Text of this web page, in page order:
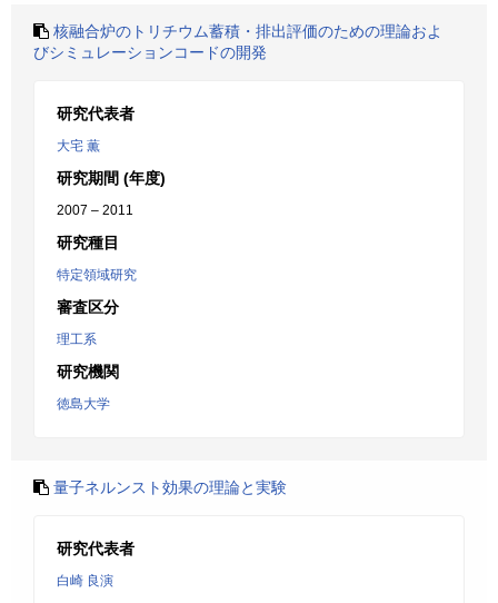
核融合炉のトリチウム蓄積・排出評価のための理論およ
びシミュレーションコードの開発
研究代表者
大宅 薫
研究期間 (年度)
2007 – 2011
研究種目
特定領域研究
審査区分
理工系
研究機関
徳島大学
量子ネルンスト効果の理論と実験
研究代表者
白崎 良演